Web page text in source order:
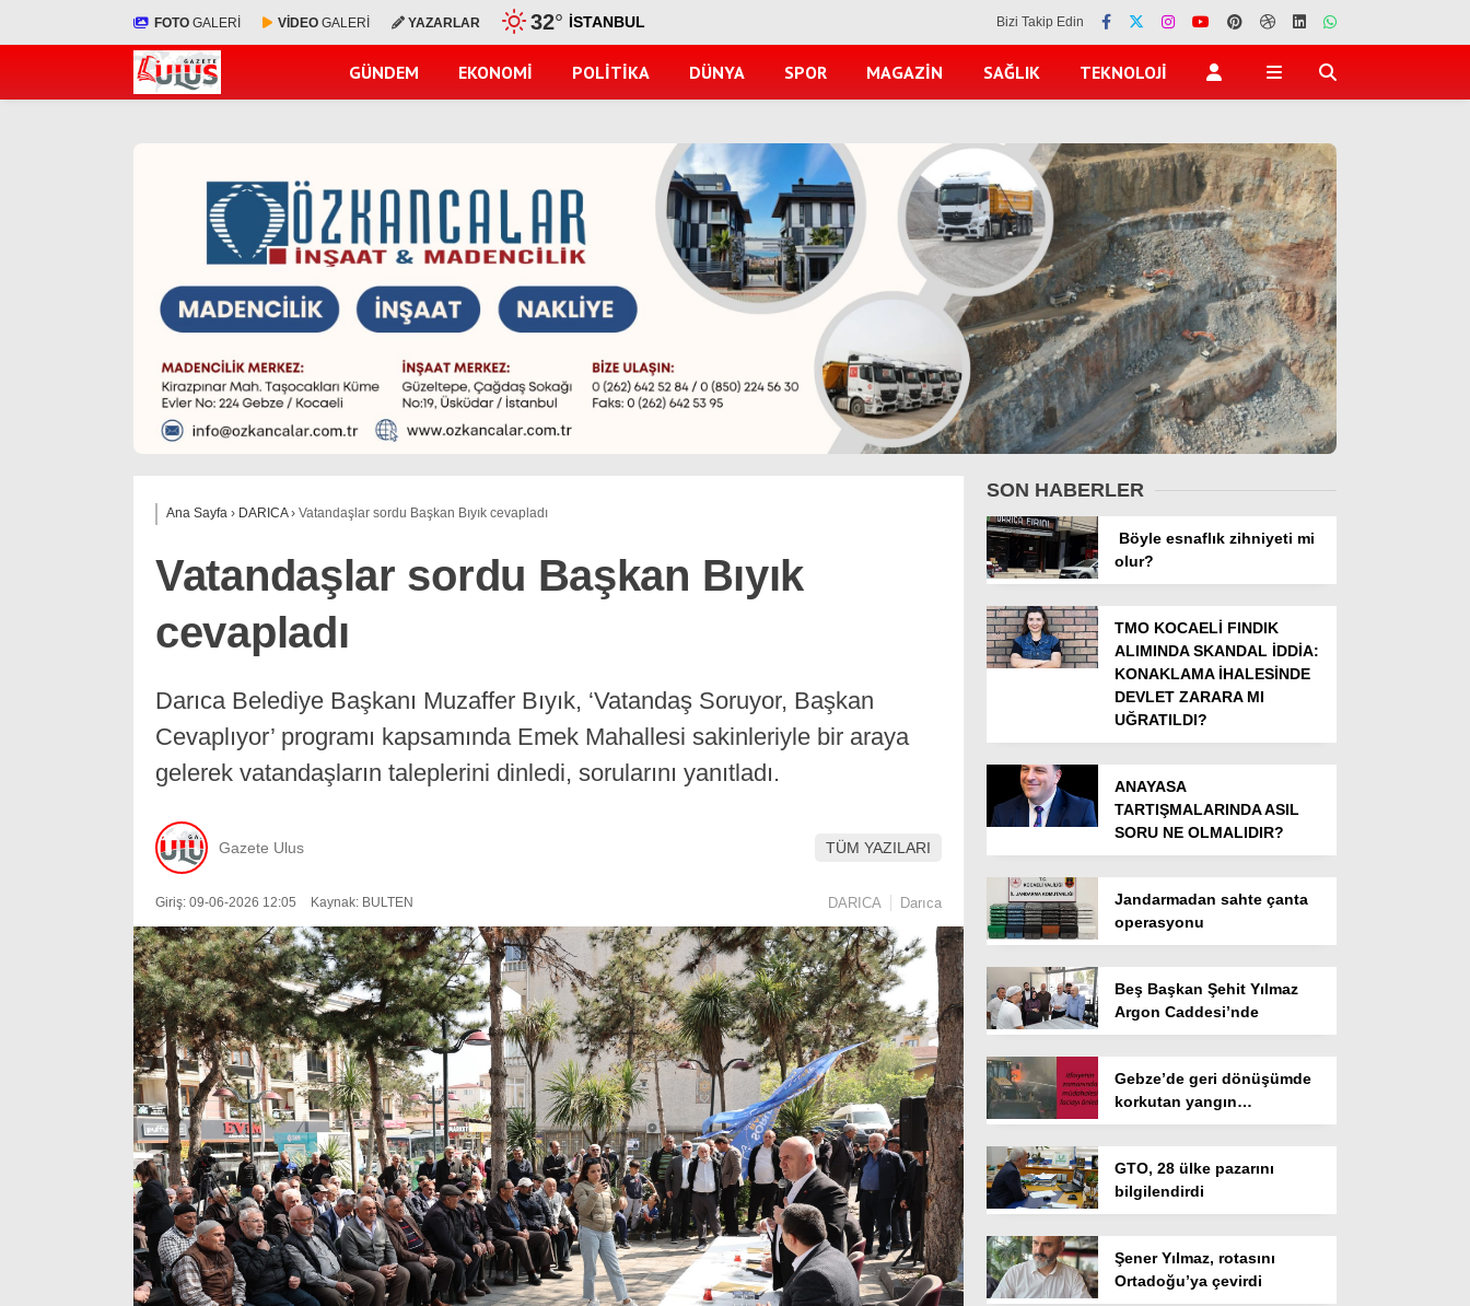
FOTO GALERİ VİDEO GALERİ YAZARLAR 32° İSTANBUL Bizi Takip Edin
GÜNDEM EKONOMI POLITIKA DÜNYA SPOR MAGAZIN SAĞLIK TEKNOLOJI
Ana Sayfa › DARICA› Vatandaşlar sordu Başkan Bıyık cevapladı
Vatandaşlar sordu Başkan Bıyık
cevapladı
Darıca Belediye Başkanı Muzaffer Bıyık, ‘Vatandaş Soruyor, Başkan
Cevaplıyor’ programı kapsamında Emek Mahallesi sakinleriyle bir araya
gelerek vatandaşların taleplerini dinledi, sorularını yanıtladı.
Gazete Ulus TÜM YAZILARI
Giriş: 09-06-2026 12:05 Kaynak: BULTEN DARICA Darıca
SON HABERLER
Böyle esnaflık zihniyeti mi
olur?
TMO KOCAELİ FINDIK
ALIMINDA SKANDAL İDDİA:
KONAKLAMA İHALESİNDE
DEVLET ZARARA MI
UĞRATILDI?
ANAYASA
TARTIŞMALARINDA ASIL
SORU NE OLMALIDIR?
Jandarmadan sahte çanta
operasyonu
Beş Başkan Şehit Yılmaz
Argon Caddesi’nde
Gebze’de geri dönüşümde
korkutan yangın…
GTO, 28 ülke pazarını
bilgilendirdi
Şener Yılmaz, rotasını
Ortadoğu’ya çevirdi